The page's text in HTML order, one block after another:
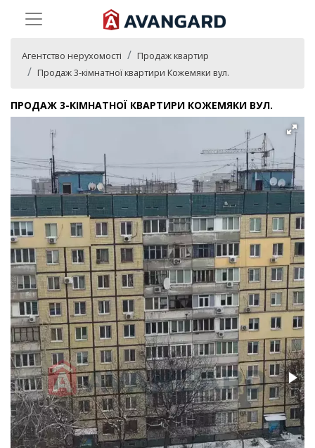
Агентство нерухомості
Продаж квартир
Продаж 3-кімнатної квартири Кожемяки вул.
ПРОДАЖ 3-КІМНАТНОЇ КВАРТИРИ КОЖЕМЯКИ ВУЛ.